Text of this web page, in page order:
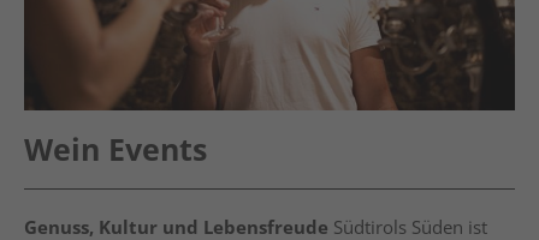
Wein Events
Genuss, Kultur und Lebensfreude Südtirols Süden ist